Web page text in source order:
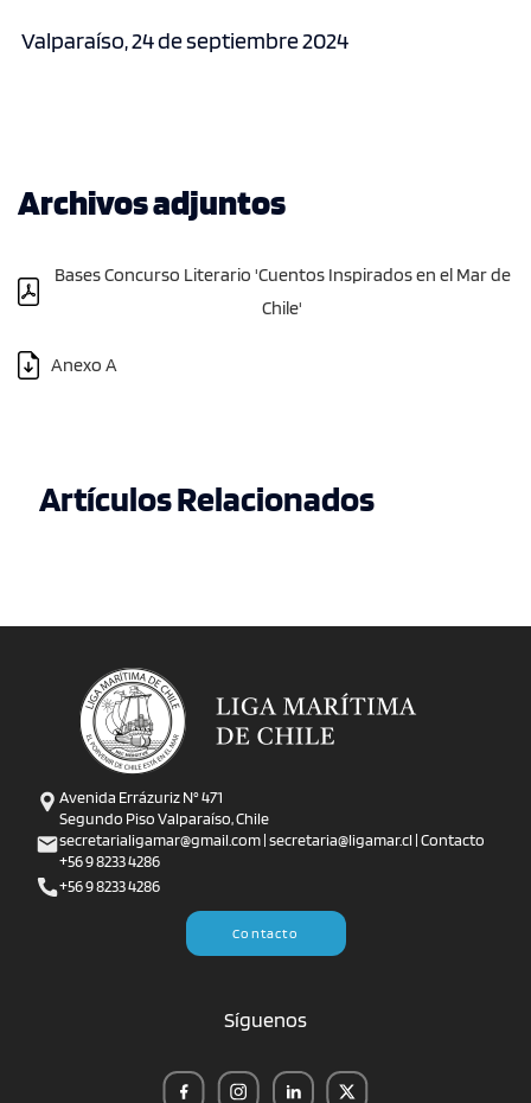
Valparaíso, 24 de septiembre 2024
Archivos adjuntos
Bases Concurso Literario 'Cuentos Inspirados en el Mar de
Chile'
Anexo A
Artículos Relacionados
Avenida Errázuriz N° 471
Segundo Piso Valparaíso, Chile
secretarialigamar@gmail.com | secretaria@ligamar.cl | Contacto
+56 9 8233 4286
+56 9 8233 4286
Contacto
Síguenos